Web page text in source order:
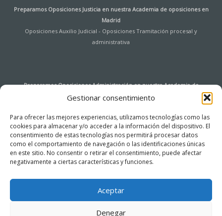
Gestionar consentimiento
Para ofrecer las mejores experiencias, utilizamos tecnologías como las
cookies para almacenar y/o acceder a la información del dispositivo. El
consentimiento de estas tecnologías nos permitirá procesar datos
como el comportamiento de navegación o las identificaciones únicas
en este sitio. No consentir o retirar el consentimiento, puede afectar
negativamente a ciertas características y funciones.
Aceptar
Denegar
Preparamos Oposiciones Justicia en nuestra Academia de oposiciones en
Madrid
Oposiciones Auxilio Judicial - Oposiciones Tramitación procesal y
administrativa
Preparamos Oposiciones Administración en nuestraAcademia de
oposiciones en Madrid
Oposiciones Auxiliar de Archivo y Bibliotecas Universidad de Alcalá de
Henares -Oposiciones Agentes de Hacienda Pública-Oposiciones
Instituciones Penitenciarias-Oposiciones Tramitación procesal y
administrativa - Oposiciones Auxiliar de Servicios-Oposiciones Cuerpo
General de la Administración del Estado – Acceso Libre- Oposiciones Cuerpo
General Auxiliar de la Administración del Estado (Ingreso libre)